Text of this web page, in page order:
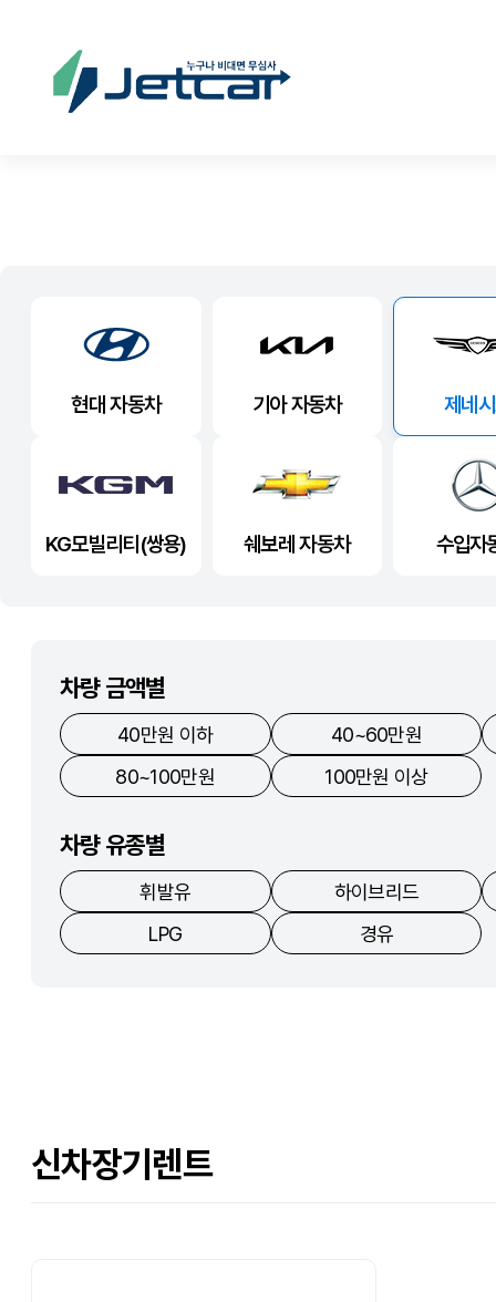
현대 자동차 기아 자동차 제네
KG모빌리티(쌍용) 쉐보레 자동차 수입자
차량 금액별
40만원 이하
40~60만원
80~100만원
100만원 이상
차량 유종별
휘발유
하이브리드
LPG
경유
신차장기렌트